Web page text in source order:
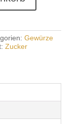
Gewürze
Zucker